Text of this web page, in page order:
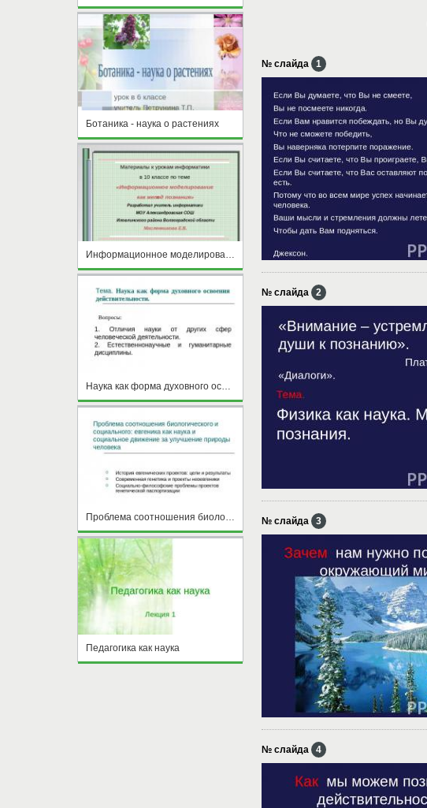
Ботаника - наука о растениях
Информационное моделирование как метод познания
Проблема соотношения биологического и социального: евгеника как наука и социальное движение за улучшение природы человека
Педагогика как наука
№ слайда 1
№ слайда 2
№ слайда 3
№ слайда 4